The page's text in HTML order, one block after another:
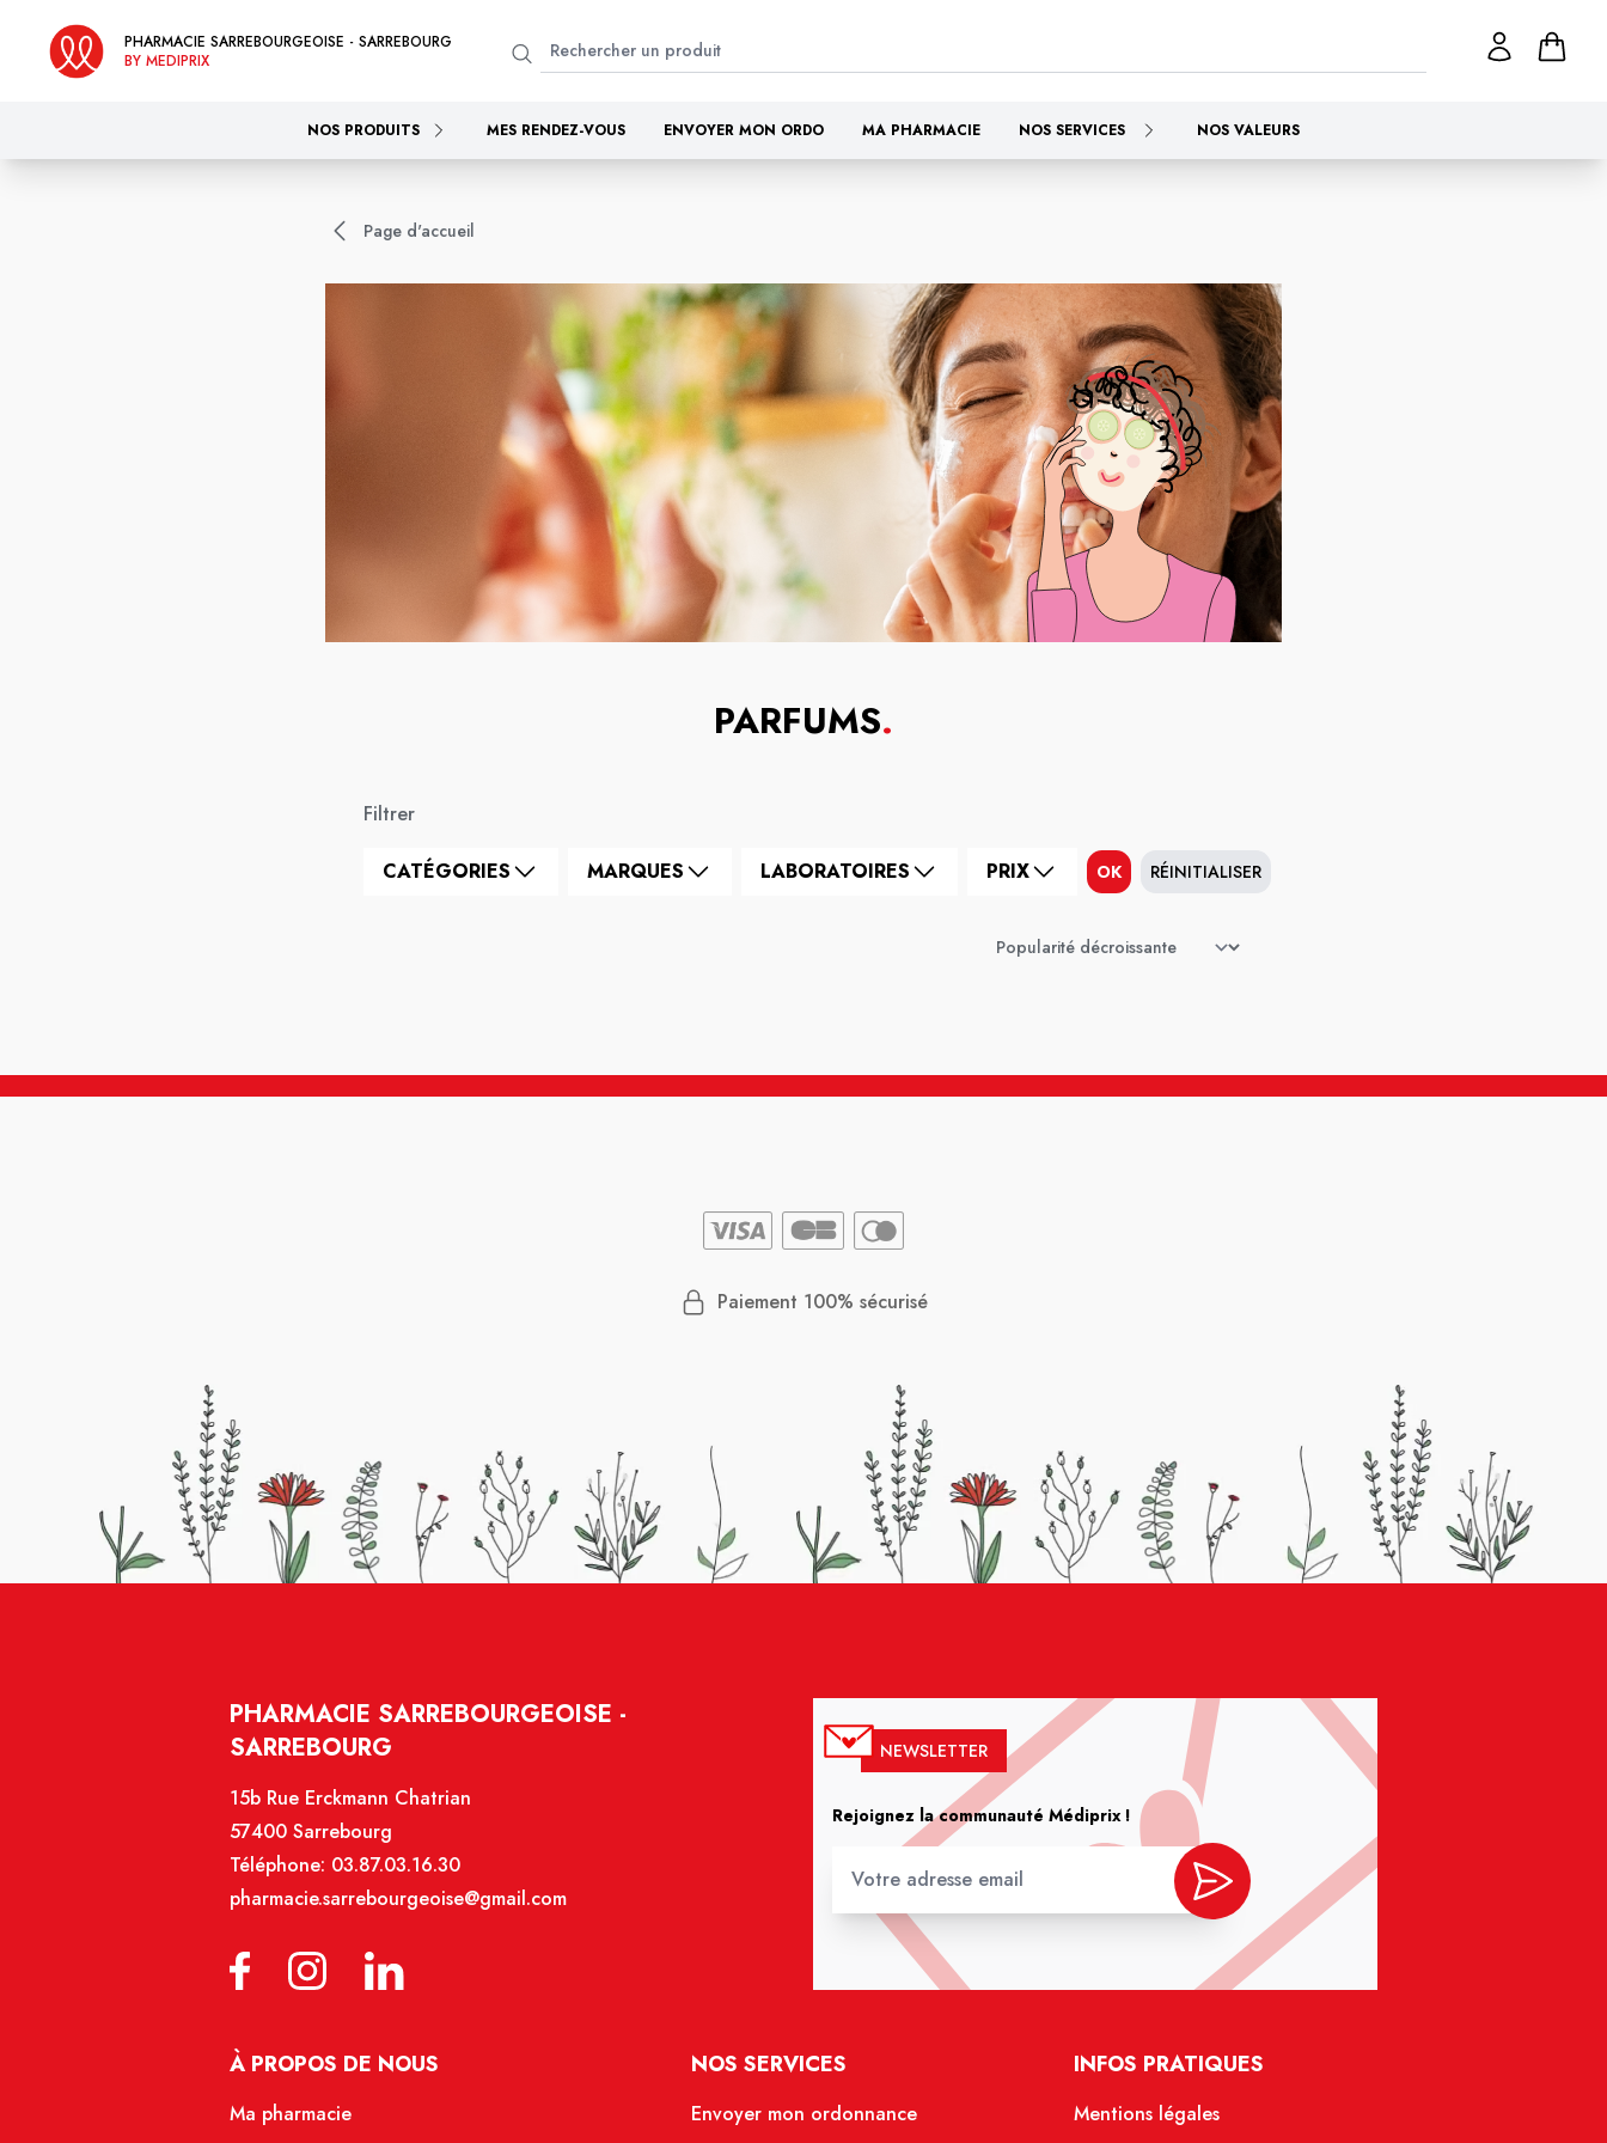
PHARMACIE SARREBOURGEOISE - SARREBOURG
BY MEDIPRIX
NOS PRODUITS MES RENDEZ-VOUS ENVOYER MON ORDO MA PHARMACIE NOS SERVICES NOS VALEURS
Page d'accueil
PARFUMS.
Filtrer
CATÉGORIES MARQUES LABORATOIRES PRIX OK RÉINITIALISER
Paiement 100% sécurisé
PHARMACIE SARREBOURGEOISE -
SARREBOURG
15b Rue Erckmann Chatrian
57400 Sarrebourg
Téléphone: 03.87.03.16.30
pharmacie.sarrebourgeoise@gmail.com
NEWSLETTER
Rejoignez la communauté Médiprix !
À PROPOS DE NOUS
Ma pharmacie
NOS SERVICES
Envoyer mon ordonnance
INFOS PRATIQUES
Mentions légales